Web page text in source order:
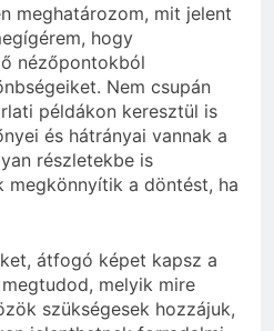
meghatározom, mit jelent
hogy
nézőpontokból
Nem csupán
példákon keresztül is
és hátrányai vannak a
részletekbe is
megkönnyítik a döntést, ha
átfogó képet kapsz a
melyik mire
szükségesek hozzájuk,